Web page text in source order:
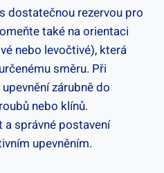
dostatečnou rezervou pro
také na orientaci
nebo levočtivé), která
směru. Při
zárubně do
nebo klínů.
správné postavení
upevněním.